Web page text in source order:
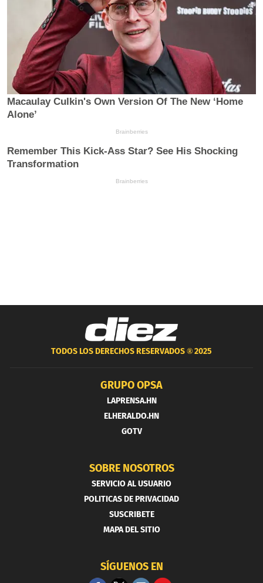
TODOS LOS DERECHOS RESERVADOS ®2025
GRUPO OPSA
LAPRENSA.HN
ELHERALDO.HN
GOTV
SOBRE NOSOTROS
SERVICIO AL USUARIO
POLITICAS DE PRIVACIDAD
SUSCRIBETE
MAPA DEL SITIO
SÍGUENOS EN